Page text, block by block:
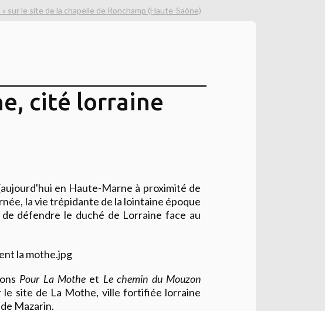
sur le site de la chapelle de Ronchamp (Haute-Saône)
cité lorraine
en Haute-Marne à proximité de
la vie trépidante de la lointaine époque
défendre le duché de Lorraine face au
Pour La Mothe et Le chemin du Mouzon
site de La Mothe, ville fortifiée lorraine
Mazarin.